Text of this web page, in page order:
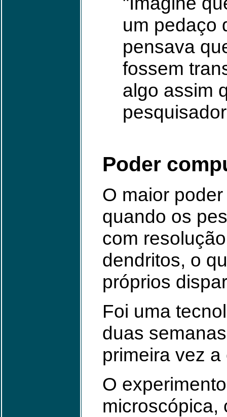
um pedaço
pensava
fossem
algo assim
Poder
O maior
quando os
com
dendritos, o
próprios
Foi uma
duas
primeira vez
O
microscópica,